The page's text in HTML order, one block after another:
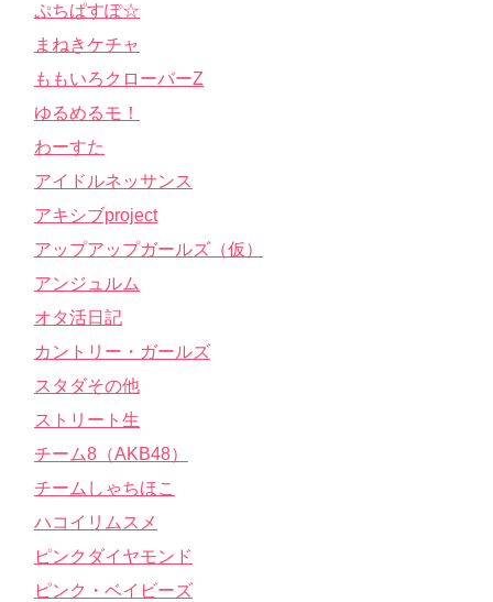
ぷちぱすぽ☆
まねきケチャ
ももいろクローバーZ
ゆるめるモ！
わーすた
アイドルネッサンス
アキシブproject
アップアップガールズ（仮）
アンジュルム
オタ活日記
カントリー・ガールズ
スタダその他
ストリート生
チーム8（AKB48）
チームしゃちほこ
ハコイリムスメ
ピンクダイヤモンド
ピンク・ベイビーズ